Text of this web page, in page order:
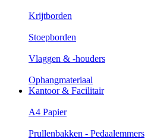
Krijtborden
Stoepborden
Vlaggen & -houders
Ophangmateriaal
Kantoor & Facilitair
A4 Papier
Prullenbakken - Pedaalemmers